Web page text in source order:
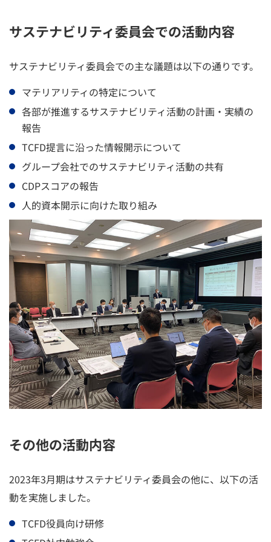
サステナビリティ委員会での活動内容
サステナビリティ委員会での主な議題は以下の通りです。
マテリアリティの特定について
各部が推進するサステナビリティ活動の計画・実績の
報告
TCFD提言に沿った情報開示について
グループ会社でのサステナビリティ活動の共有
CDPスコアの報告
人的資本開示に向けた取り組み
その他の活動内容
2023年3月期はサステナビリティ委員会の他に、以下の活
動を実施しました。
TCFD役員向け研修